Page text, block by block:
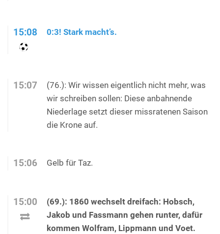
15:08 0:3! Stark macht’s.
15:07
(76.): Wir wissen eigentlich nicht mehr, was
wir schreiben sollen: Diese anbahnende
Niederlage setzt dieser missratenen Saison
die Krone auf.
15:06 Gelb für Taz.
15:00
(69.): 1860 wechselt dreifach: Hobsch,
Jakob und Fassmann gehen runter, dafür
kommen Wolfram, Lippmann und Voet.